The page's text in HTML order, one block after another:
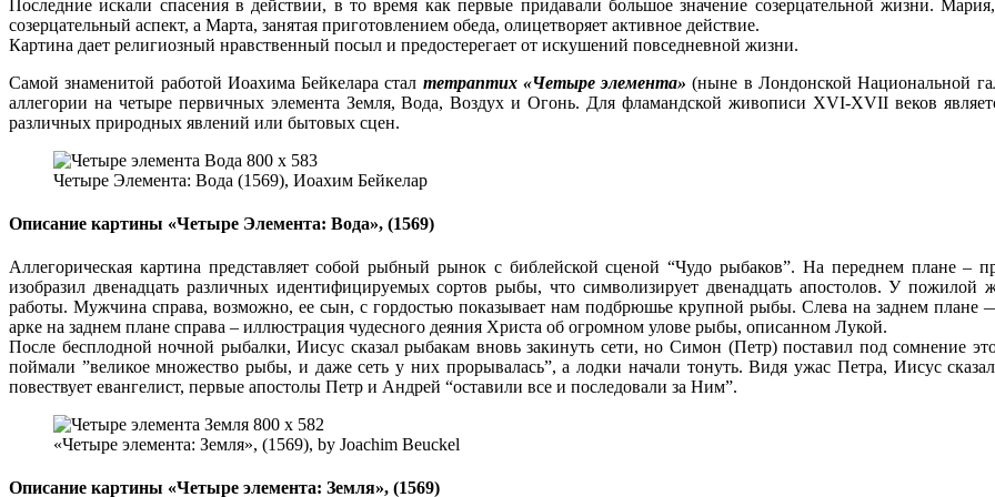
Последние искали спасения в действии, в то время как первые придавали большое значение созерцательной жизни.
созерцательный аспект, а Марта, занятая приготовлением обеда, олицетворяет активное действие.
Картина дает религиозный нравственный посыл и предостерегает от искушений повседневной жизни.
Самой знаменитой работой Иоахима Бейкелара стал тетраптих «Четыре элемента» (ныне в Лондонской Национальной
аллегории на четыре первичных элемента Земля, Вода, Воздух и Огонь. Для фламандской живописи XVI-XVII веков
различных природных явлений или бытовых сцен.
Четыре Элемента: Вода (1569), Иоахим Бейкелар
Описание картины «Четыре Элемента: Вода», (1569)
Аллегорическая картина представляет собой рыбный рынок с библейской сценой “Чудо рыбаков”. На переднем плане
изобразил двенадцать различных идентифицируемых сортов рыбы, что символизирует двенадцать апостолов. У
работы. Мужчина справа, возможно, ее сын, с гордостью показывает нам подбрюшье крупной рыбы. Слева на заднем
арке на заднем плане справа – иллюстрация чудесного деяния Христа об огромном улове рыбы, описанном Лукой.
После бесплодной ночной рыбалки, Иисус сказал рыбакам вновь закинуть сети, но Симон (Петр) поставил под сомнение
поймали ”великое множество рыбы, и даже сеть у них прорывалась”, а лодки начали тонуть. Видя ужас Петра, Иисус
повествует евангелист, первые апостолы Петр и Андрей “оставили все и последовали за Ним”.
«Четыре элемента: Земля», (1569), by Joachim Beuckel
Описание картины «Четыре элемента: Земля», (1569)